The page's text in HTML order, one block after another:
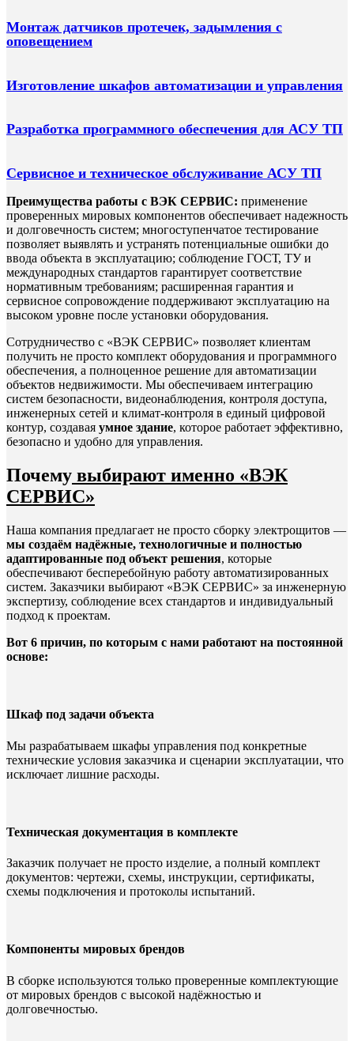
Монтаж датчиков протечек, задымления с
оповещением
Изготовление шкафов автоматизации и управления
Разработка программного обеспечения для АСУ ТП
Сервисное и техническое обслуживание АСУ ТП
Преимущества работы с ВЭК СЕРВИС: применение
проверенных мировых компонентов обеспечивает надежность
и долговечность систем; многоступенчатое тестирование
позволяет выявлять и устранять потенциальные ошибки до
ввода объекта в эксплуатацию; соблюдение ГОСТ, ТУ и
международных стандартов гарантирует соответствие
нормативным требованиям; расширенная гарантия и
сервисное сопровождение поддерживают эксплуатацию на
высоком уровне после установки оборудования.
Сотрудничество с «ВЭК СЕРВИС» позволяет клиентам
получить не просто комплект оборудования и программного
обеспечения, а полноценное решение для автоматизации
объектов недвижимости. Мы обеспечиваем интеграцию
систем безопасности, видеонаблюдения, контроля доступа,
инженерных сетей и климат-контроля в единый цифровой
контур, создавая умное здание, которое работает эффективно,
безопасно и удобно для управления.
Почему выбирают именно «ВЭК
СЕРВИС»
Наша компания предлагает не просто сборку электрощитов —
мы создаём надёжные, технологичные и полностью
адаптированные под объект решения, которые
обеспечивают бесперебойную работу автоматизированных
систем. Заказчики выбирают «ВЭК СЕРВИС» за инженерную
экспертизу, соблюдение всех стандартов и индивидуальный
подход к проектам.
Вот 6 причин, по которым с нами работают на постоянной
основе:
Шкаф под задачи объекта
Мы разрабатываем шкафы управления под конкретные
технические условия заказчика и сценарии эксплуатации, что
исключает лишние расходы.
Техническая документация в комплекте
Заказчик получает не просто изделие, а полный комплект
документов: чертежи, схемы, инструкции, сертификаты,
схемы подключения и протоколы испытаний.
Компоненты мировых брендов
В сборке используются только проверенные комплектующие
от мировых брендов с высокой надёжностью и
долговечностью.